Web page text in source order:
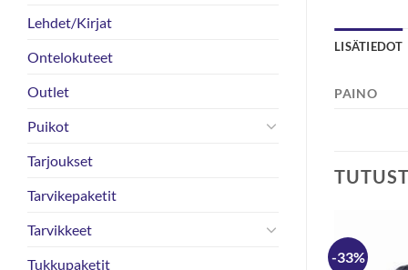
Lehdet/Kirjat
Ontelokuteet
Outlet
Puikot
Tarjoukset
Tarvikepaketit
Tarvikkeet
Tukkupaketit
LISÄTIEDOT
PAINO
-33%